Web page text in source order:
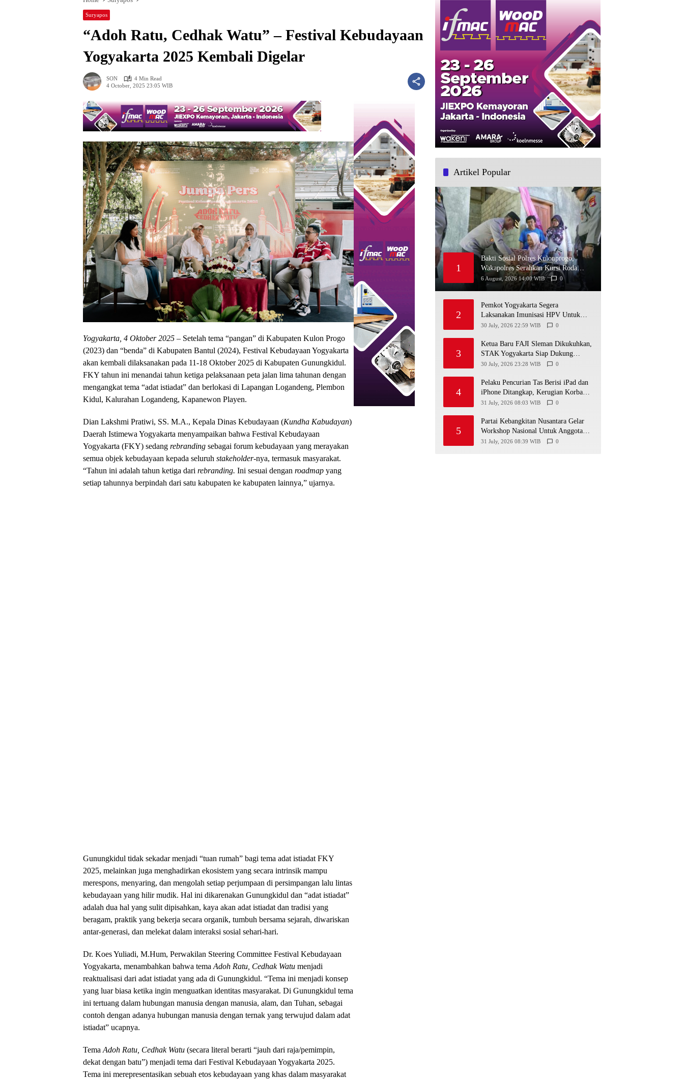
Suryapos
“Adoh Ratu, Cedhak Watu” – Festival Kebudayaan
Yogyakarta 2025 Kembali Digelar
SON
4 Min Read
4 October, 2025 23:05 WIB
Yogyakarta, 4 Oktober 2025 – Setelah tema “pangan” di Kabupaten Kulon Progo
(2023) dan “benda” di Kabupaten Bantul (2024), Festival Kebudayaan Yogyakarta
akan kembali dilaksanakan pada 11-18 Oktober 2025 di Kabupaten Gunungkidul.
FKY tahun ini menandai tahun ketiga pelaksanaan peta jalan lima tahunan dengan
mengangkat tema “adat istiadat” dan berlokasi di Lapangan Logandeng, Plembon
Kidul, Kalurahan Logandeng, Kapanewon Playen.
Dian Lakshmi Pratiwi, SS. M.A., Kepala Dinas Kebudayaan (Kundha Kabudayan)
Daerah Istimewa Yogyakarta menyampaikan bahwa Festival Kebudayaan
Yogyakarta (FKY) sedang rebranding sebagai forum kebudayaan yang merayakan
semua objek kebudayaan kepada seluruh stakeholder-nya, termasuk masyarakat.
“Tahun ini adalah tahun ketiga dari rebranding. Ini sesuai dengan roadmap yang
setiap tahunnya berpindah dari satu kabupaten ke kabupaten lainnya,” ujarnya.
Gunungkidul tidak sekadar menjadi “tuan rumah” bagi tema adat istiadat FKY
2025, melainkan juga menghadirkan ekosistem yang secara intrinsik mampu
merespons, menyaring, dan mengolah setiap perjumpaan di persimpangan lalu lintas
kebudayaan yang hilir mudik. Hal ini dikarenakan Gunungkidul dan “adat istiadat”
adalah dua hal yang sulit dipisahkan, kaya akan adat istiadat dan tradisi yang
beragam, praktik yang bekerja secara organik, tumbuh bersama sejarah, diwariskan
antar-generasi, dan melekat dalam interaksi sosial sehari-hari.
Dr. Koes Yuliadi, M.Hum, Perwakilan Steering Committee Festival Kebudayaan
Yogyakarta, menambahkan bahwa tema Adoh Ratu, Cedhak Watu menjadi
reaktualisasi dari adat istiadat yang ada di Gunungkidul. “Tema ini menjadi konsep
yang luar biasa ketika ingin menguatkan identitas masyarakat. Di Gunungkidul tema
ini tertuang dalam hubungan manusia dengan manusia, alam, dan Tuhan, sebagai
contoh dengan adanya hubungan manusia dengan ternak yang terwujud dalam adat
istiadat” ucapnya.
Tema Adoh Ratu, Cedhak Watu (secara literal berarti “jauh dari raja/pemimpin,
dekat dengan batu”) menjadi tema dari Festival Kebudayaan Yogyakarta 2025.
Tema ini merepresentasikan sebuah etos kebudayaan yang khas dalam masyarakat
Artikel Popular
1
Bakti Sosial Polres Kulonprogo,
Wakapolres Serahkan Kursi Roda
untuk Warga Karangsari
6 August, 2026 14:00 WIB 0
2
Pemkot Yogyakarta Segera
Laksanakan Imunisasi HPV Untuk
Siswa Usia Sekolah
30 July, 2026 22:59 WIB 0
3
Ketua Baru FAJI Sleman Dikukuhkan,
STAK Yogyakarta Siap Dukung
Pengembangan Arung Jeram DIY
30 July, 2026 23:28 WIB 0
4
Pelaku Pencurian Tas Berisi iPad dan
iPhone Ditangkap, Kerugian Korban
Capai Rp25 Juta
31 July, 2026 08:03 WIB 0
5
Partai Kebangkitan Nusantara Gelar
Workshop Nasional Untuk Anggota
DPRD Kabupaten/Kota di Yogyakarta
31 July, 2026 08:39 WIB 0